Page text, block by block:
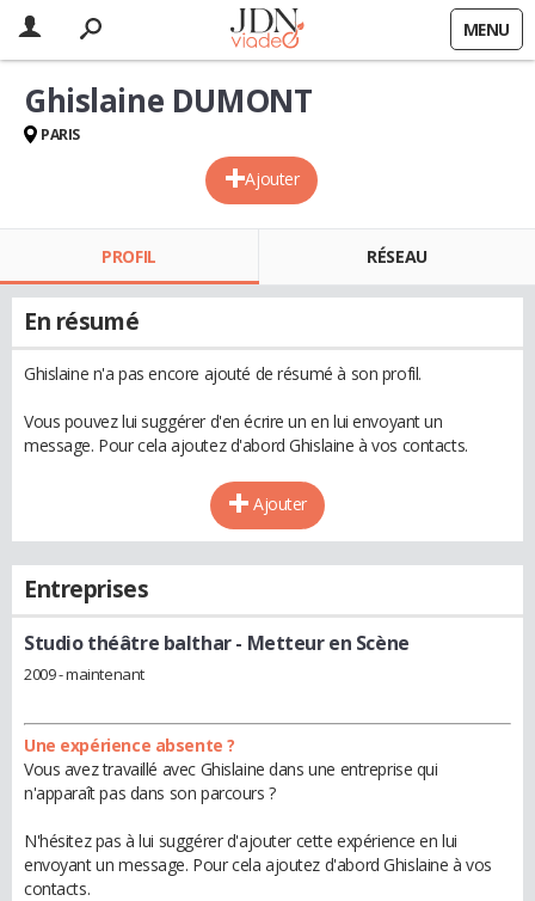
MENU
Ajouter
Ghislaine DUMONT
PARIS
PROFIL RÉSEAU
En résumé
Ghislaine n'a pas encore ajouté de résumé à son profil.
Vous pouvez lui suggérer d'en écrire un en lui envoyant un
message. Pour cela ajoutez d'abord Ghislaine à vos contacts.
Ajouter
Entreprises
Studio théâtre balthar- Metteur en Scène
2009 - maintenant
Une expérience absente ?
Vous avez travaillé avec Ghislaine dans une entreprise qui
n'apparaît pas dans son parcours ?
N'hésitez pas à lui suggérer d'ajouter cette expérience en lui
envoyant un message. Pour cela ajoutez d'abord Ghislaine à vos
contacts.